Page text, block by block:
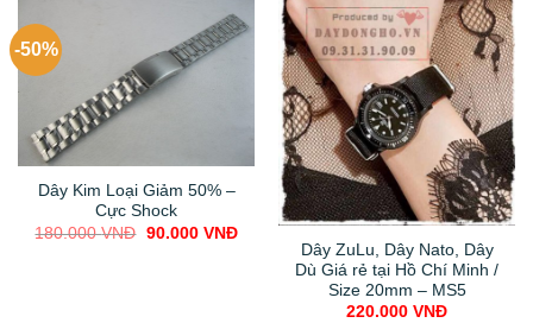
-50%
Dây Kim Loại Giảm 50% –
Cực Shock
180.000VNĐ Original
90.000 VNĐCurrent
90.000 VNĐ.
Dây ZuLu, Dây Nato, Dây
Dù Giá rẻ tại Hồ Chí Minh /
Size 20mm – MS5
220.000 VNĐ